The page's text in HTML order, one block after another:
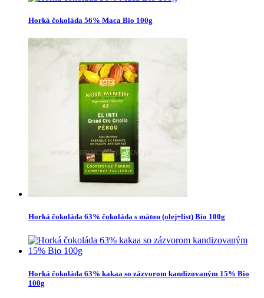
Horká čokoláda 56% Maca Bio 100g
Horká čokoláda 63% čokoláda s mätou (olej+list) Bio 100g
Horká čokoláda 63% kakaa so zázvorom kandizovaným 15% Bio
100g